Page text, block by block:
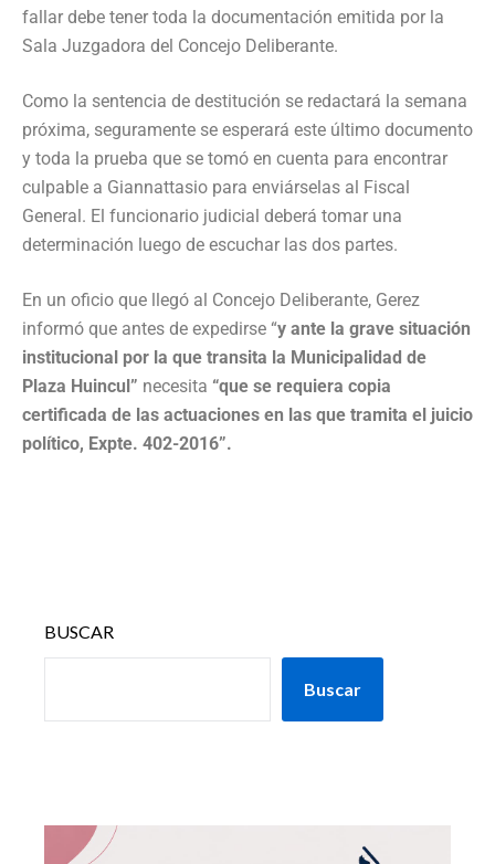
fallar debe tener toda la documentación emitida por la
Sala Juzgadora del Concejo Deliberante.
Como la sentencia de destitución se redactará la semana
próxima, seguramente se esperará este último documento
y toda la prueba que se tomó en cuenta para encontrar
culpable a Giannattasio para enviárselas al Fiscal
General. El funcionario judicial deberá tomar una
determinación luego de escuchar las dos partes.
En un oficio que llegó al Concejo Deliberante, Gerez
informó que antes de expedirse “y ante la grave situación
institucional por la que transita la Municipalidad de
Plaza Huincul” necesita “que se requiera copia
certificada de las actuaciones en las que tramita el juicio
político, Expte. 402-2016”.
BUSCAR
Buscar